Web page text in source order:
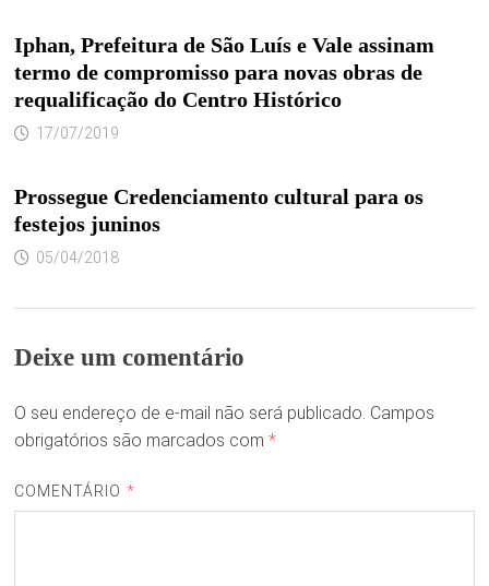
Iphan, Prefeitura de São Luís e Vale assinam
termo de compromisso para novas obras de
requalificação do Centro Histórico
17/07/2019
Prossegue Credenciamento cultural para os
festejos juninos
05/04/2018
Deixe um comentário
O seu endereço de e-mail não será publicado. Campos
obrigatórios são marcados com *
COMENTÁRIO *